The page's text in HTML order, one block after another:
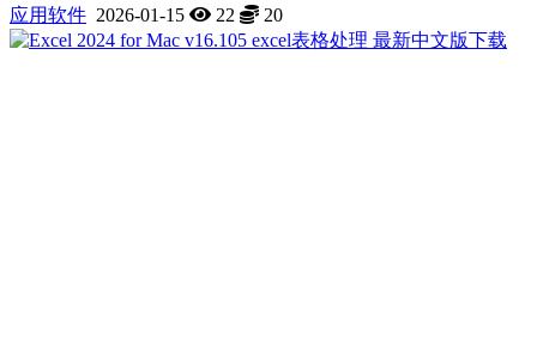
应用软件 2026-01-15 22 20